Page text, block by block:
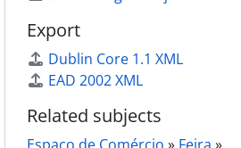
Aveiro
Aveiro
Aveiro
Aveiro
Aveiro
Aveiro
Export
Dublin Core 1.1 XML
EAD 2002 XML
Related subjects